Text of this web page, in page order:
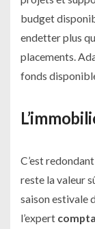
budget
endetter plus
placements.
fonds
C’est
reste la valeur
saison estivale
l’expert